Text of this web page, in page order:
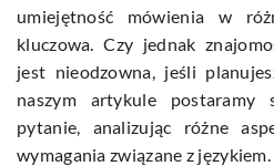
umiejętność mówienia w
kluczowa. Czy jednak
jest nieodzowna, jeśli
naszym artykule
pytanie, analizując różne
wymagania związane z językiem.